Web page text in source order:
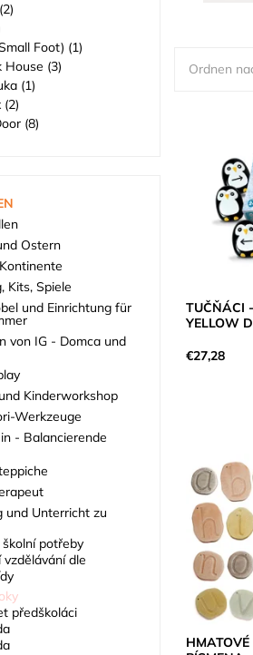
Ordnen
TUČŇÁCI
YELLOW
€27,28
(2)
Foot) (1)
House (3)
(1)
(2)
(8)
Ostern
Kits, Spiele
und Einrichtung für
von IG - Domca und
Kinderworkshop
Werkzeuge
- Balancierende
und Unterricht zu
školní potřeby
vzdělávání dle
předškoláci